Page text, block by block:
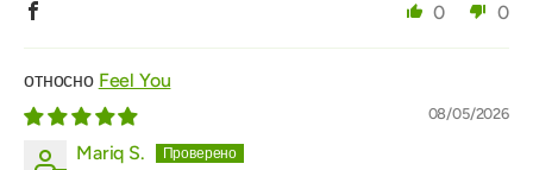
0 0
Feel You
08/05/2026
Mariq S.